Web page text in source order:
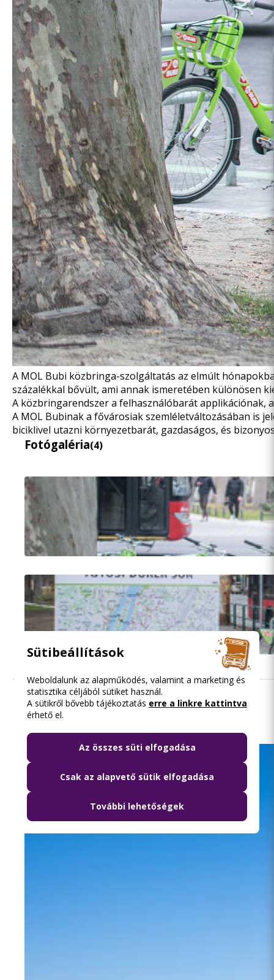
A MOL Bubi közbringa-szolgáltatás az elmúlt
százalékkal bővült, ami annak ismeretében különösen
A közbringarendszer a felhasználóbarát applikációnak,
A MOL Bubinak a fővárosiak szemléletváltozásában is
biciklivel utazni környezetbarát, gazdaságos, és
Fotógaléria(4)
Olvasd el ezt is
Sütibeállítások
Weboldalunk az alapműködés, valamint a marketing és
statisztika céljából sütiket használ.
A sütikről bővebb tájékoztatás erre a linkre kattintva
érhető el.
Az összes süti elfogadása
Csak az alapvető sütik elfogadása
További lehetőségek